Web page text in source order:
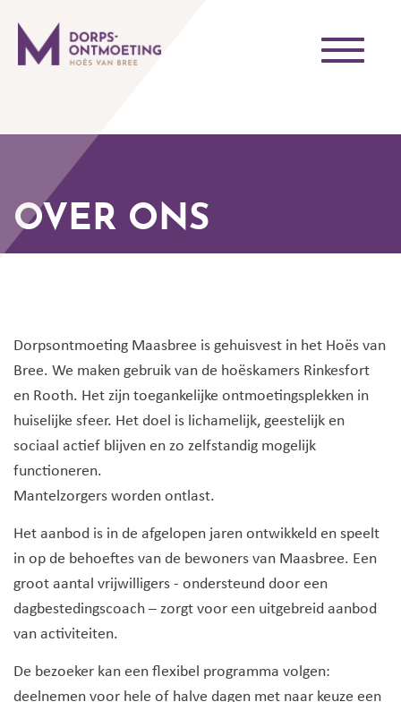
Toggle
OVER ONS
Dorpsontmoeting Maasbree is gehuisvest in het Hoës van
Bree. We maken gebruik van de hoëskamers Rinkesfort
en Rooth. Het zijn toegankelijke ontmoetingsplekken in
huiselijke sfeer. Het doel is lichamelijk, geestelijk en
sociaal actief blijven en zo zelfstandig mogelijk
functioneren.
Mantelzorgers worden ontlast.
Het aanbod is in de afgelopen jaren ontwikkeld en speelt
in op de behoeftes van de bewoners van Maasbree. Een
groot aantal vrijwilligers - ondersteund door een
dagbestedingscoach – zorgt voor een uitgebreid aanbod
van activiteiten.
De bezoeker kan een flexibel programma volgen:
deelnemen voor hele of halve dagen met naar keuze een